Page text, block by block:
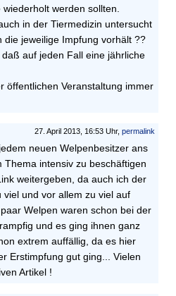
werden sollten.
in der Tiermedizin untersucht
die jeweilige Impfung vorhält ??
auf jeden Fall eine jährliche
öffentlichen Veranstaltung immer
27. April 2013, 16:53 Uhr, permalink
neuen Welpenbesitzer ans
Thema intensiv zu beschäftigen
weitergeben, da auch ich der
viel und vor allem zu viel auf
Welpen waren schon bei der
und es ging ihnen ganz
extrem auffällig, da es hier
Erstimpfung gut ging... Vielen
Artikel !